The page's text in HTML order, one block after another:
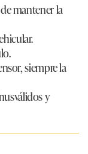
mantener la
siempre la
y